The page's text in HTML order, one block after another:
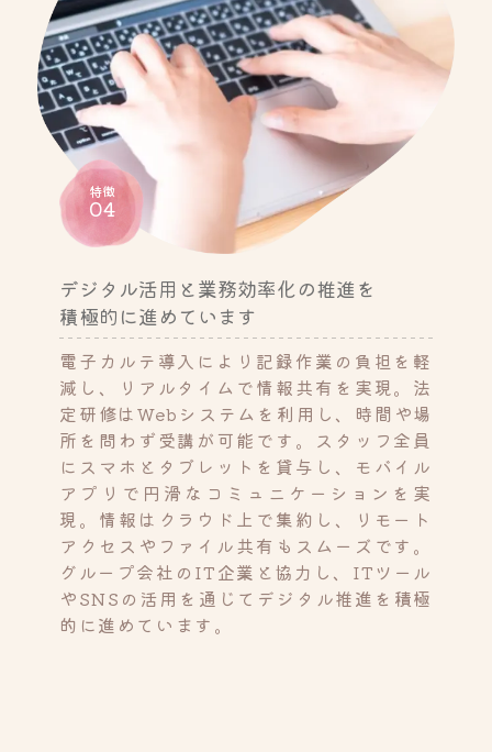
特徴
04
デジタル活用と業務効率化の推進を
積極的に進めています
電子カルテ導入により記録作業の負担を軽
減し、リアルタイムで情報共有を実現。法
定研修はWebシステムを利用し、時間や場
所を問わず受講が可能です。スタッフ全員
にスマホとタブレットを貸与し、モバイル
アプリで円滑なコミュニケーションを実
現。情報はクラウド上で集約し、リモート
アクセスやファイル共有もスムーズです。
グループ会社のIT企業と協力し、ITツール
やSNSの活用を通じてデジタル推進を積極
的に進めています。